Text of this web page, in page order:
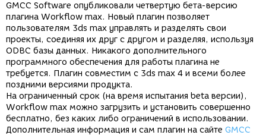
GMCC Software опубликовали четвертую бета-версию
плагина Workflow max. Новый плагин позволяет
пользователям 3ds max управлять и разделять свои
проекты, соединяя их друг с другом и разделяя, используя
ODBC базы данных. Никакого дополнительного
программного обеспечения для работы плагина не
требуется. Плагин совместим с 3ds max 4 и всеми более
поздними версиями продукта.
На ограниченный срок (на время испытания beta версии),
Workflow max можно загрузить и установить совершенно
бесплатно, без каких либо ограничений в использовании.
Дополнительная информация и сам плагин на сайте GMCC